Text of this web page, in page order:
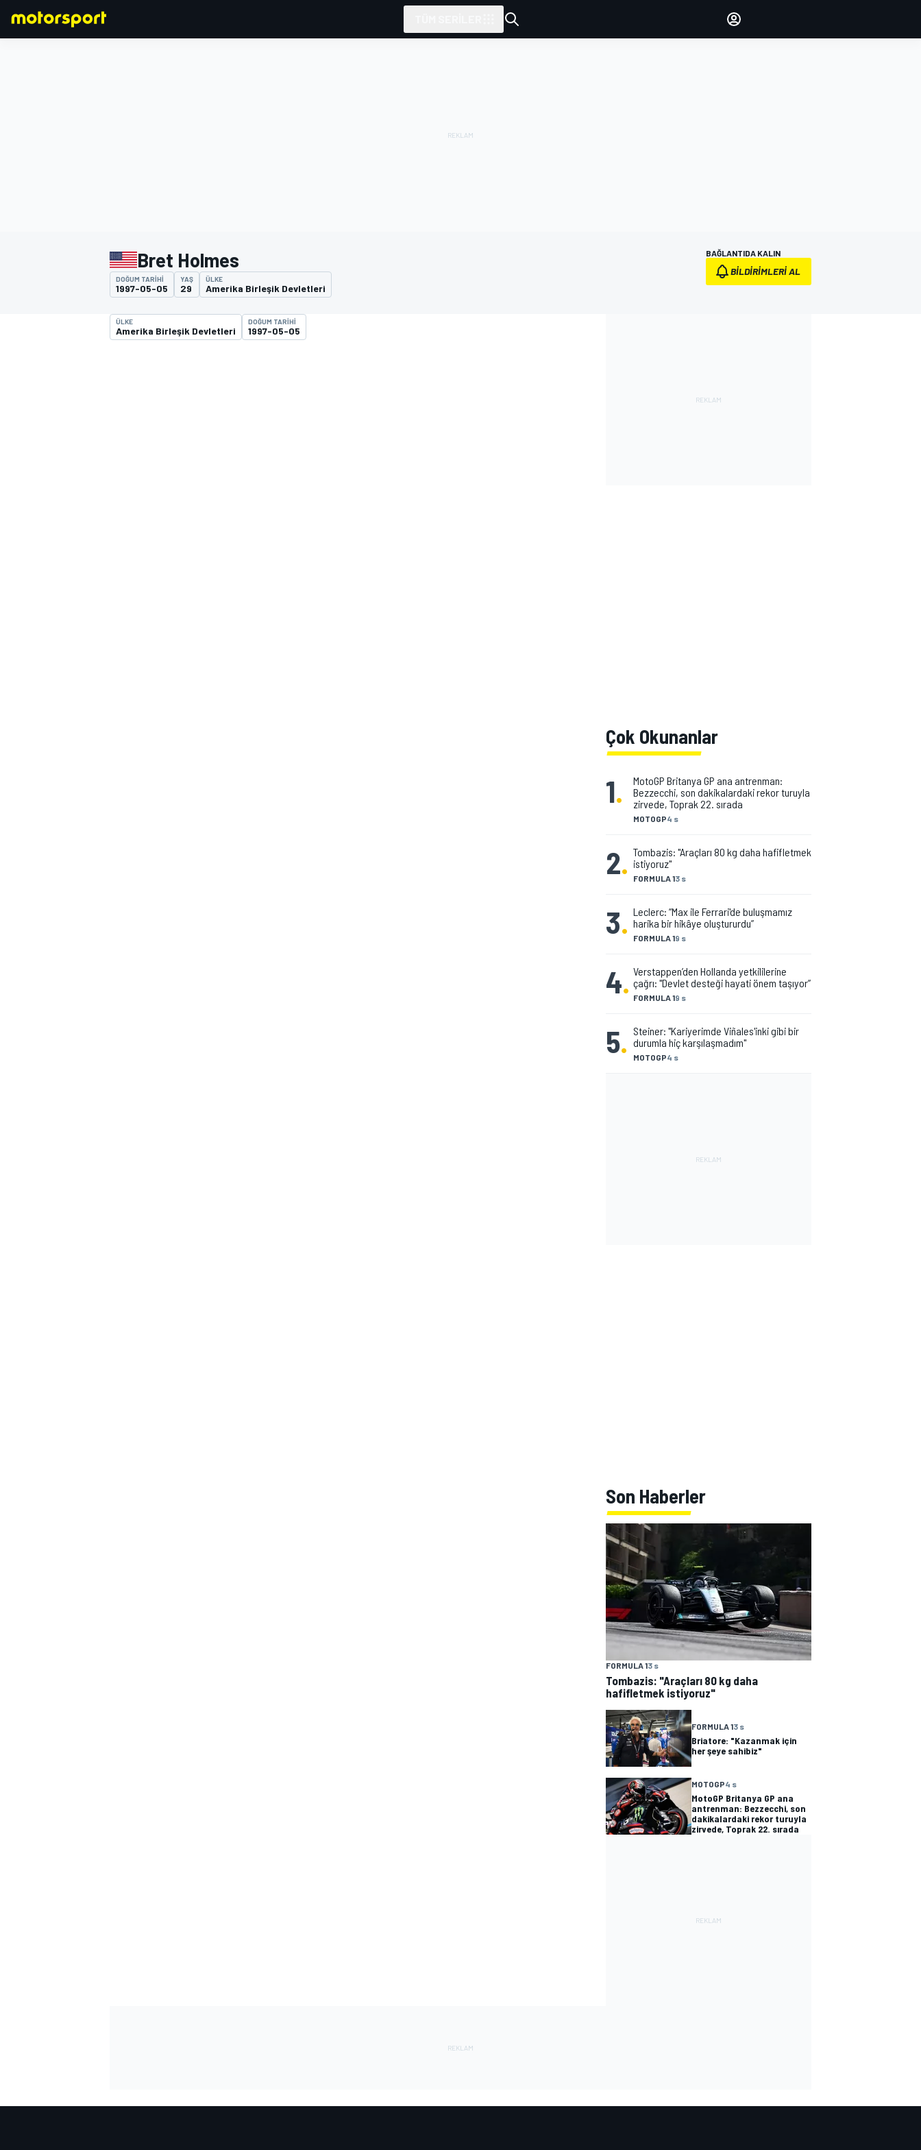
MOTOGP
Bret Holmes
DOĞUM TARIHI
1997-05-05
YAŞ
29
ÜLKE
Amerika Birleşik Devletleri
BAĞLANTIDA KALIN
BILDIRIMLERI AL
ÜLKE
Amerika Birleşik Devletleri
DOĞUM TARIHI
1997-05-05
Çok Okunanlar
1.
MOTOGP4 s
MotoGP Britanya GP ana antrenman:
Bezzecchi, son dakikalardaki rekor turuyla
zirvede, Toprak 22. sırada
2. FORMULA 13 s
Tombazis: "Araçları 80 kg daha hafifletmek
istiyoruz"
3. FORMULA 19 s
Leclerc: “Max ile Ferrari'de buluşmamız
harika bir hikâye oluştururdu”
4. FORMULA 19 s
Verstappen’den Hollanda yetkililerine
çağrı: "Devlet desteği hayati önem taşıyor”
5. MOTOGP4 s
Steiner: "Kariyerimde Viñales'inki gibi bir
durumla hiç karşılaşmadım"
Son Haberler
FORMULA 13 s
Tombazis: "Araçları 80 kg daha
hafifletmek istiyoruz"
FORMULA 13 s
Briatore: "Kazanmak için
her şeye sahibiz"
MOTOGP4 s
MotoGP Britanya GP ana
antrenman: Bezzecchi, son
dakikalardaki rekor turuyla
zirvede, Toprak 22. sırada